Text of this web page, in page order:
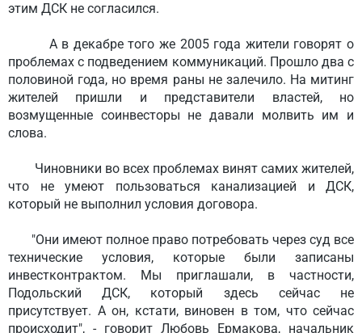
этим ДСК не согласился.
А в декабре того же 2005 года жители говорят о
проблемах с подведением коммуникаций. Прошло два с
половиной года, но время раны не залечило. На митинг
жителей пришли и представители властей, но
возмущенные соинвесторы не давали молвить им и
слова.
Чиновники во всех проблемах винят самих жителей,
что не умеют пользоваться канализацией и ДСК,
который не выполнил условия договора.
"Они имеют полное право потребовать через суд все
технические условия, которые были записаны
инвестконтрактом. Мы приглашали, в частности,
Подольский ДСК, который здесь сейчас не
присутствует. А он, кстати, виновен в том, что сейчас
происходит", - говорит Любовь Ермакова, начальник